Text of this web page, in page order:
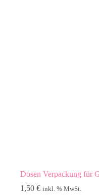
Dosen Verpackung für
1,50 € inkl. % MwSt.